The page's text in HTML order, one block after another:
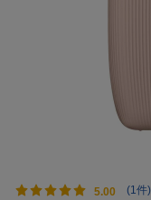
5.00 (1件)